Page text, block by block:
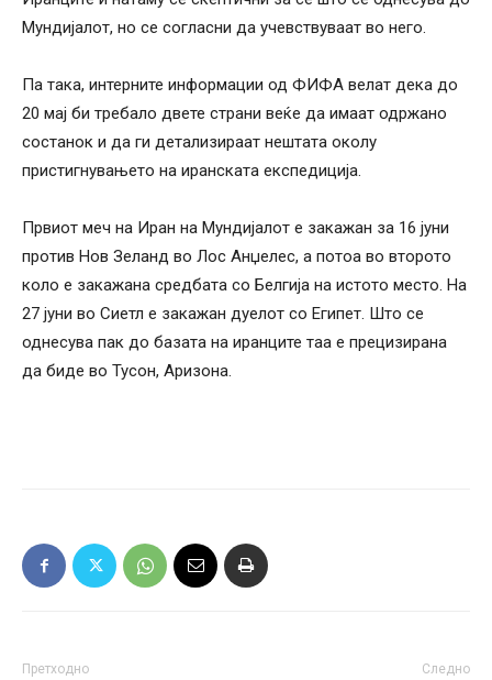
Мундијалот, но се согласни да учевствуваат во него.
Па така, интерните информации од ФИФА велат дека до
20 мај би требало двете страни веќе да имаат одржано
состанок и да ги детализираат нештата околу
пристигнувањето на иранската експедиција.
Првиот меч на Иран на Мундијалот е закажан за 16 јуни
против Нов Зеланд во Лос Анџелес, а потоа во второто
коло е закажана средбата со Белгија на истото место. На
27 јуни во Сиетл е закажан дуелот со Египет. Што се
однесува пак до базата на иранците таа е прецизирана
да биде во Тусон, Аризона.
Претходно Следно